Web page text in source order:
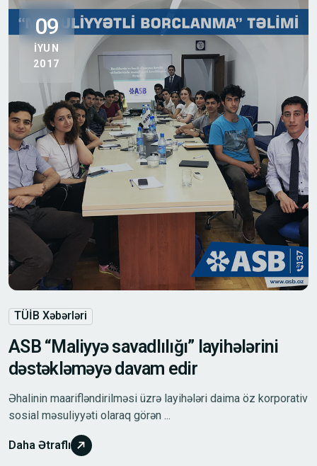
09
IYUN
2017
TÜİB Xəbərləri
ASB “Maliyyə savadlılığı” layihələrini
dəstəkləməyə davam edir
Əhalinin maarifləndirilməsi üzrə layihələri daima öz korporativ
sosial məsuliyyəti olaraq görən ...
Daha Ətraflı